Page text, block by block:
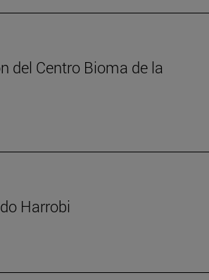
del Centro Bioma de la
Harrobi